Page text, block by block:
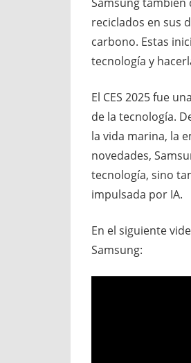
reciclados en sus
carbono. Estas
tecnología y
El CES 2025 fue
de la tecnología.
la vida marina, la
novedades,
tecnología, sino
impulsada por IA.
En el siguiente
Samsung: